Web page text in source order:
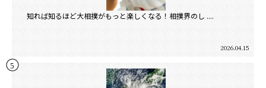
知れば知るほど大相撲がもっと楽しくなる！相撲界のし ....
2026.04.15